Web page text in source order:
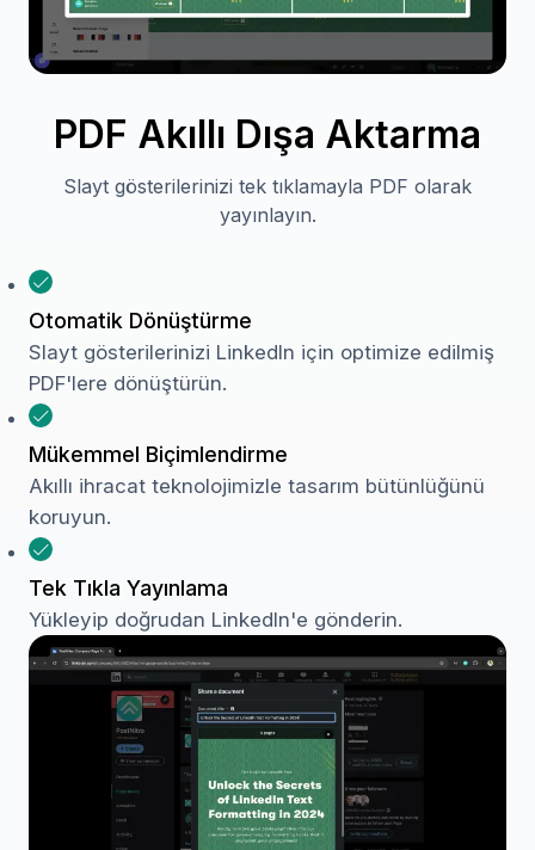
PDF Akıllı Dışa Aktarma
Slayt gösterilerinizi tek tıklamayla PDF olarak
yayınlayın.
Otomatik Dönüştürme
Slayt gösterilerinizi LinkedIn için optimize edilmiş
PDF'lere dönüştürün.
Mükemmel Biçimlendirme
Akıllı ihracat teknolojimizle tasarım bütünlüğünü
koruyun.
Tek Tıkla Yayınlama
Yükleyip doğrudan LinkedIn'e gönderin.